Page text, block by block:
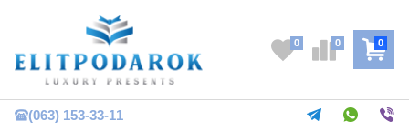
0
0 0
(063) 153-33-11